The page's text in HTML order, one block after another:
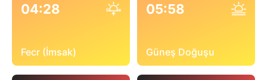
04:28
Fecr (İmsak)
05:58
Güneş Doğuşu